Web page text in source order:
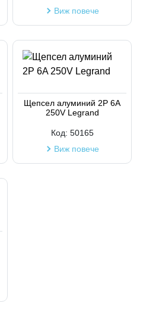
Виж повече
Щепсел алуминий 2P 6A
250V Legrand
Код: 50165
Виж повече